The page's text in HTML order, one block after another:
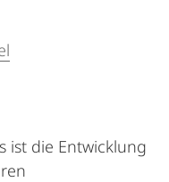
ist die Entwicklung